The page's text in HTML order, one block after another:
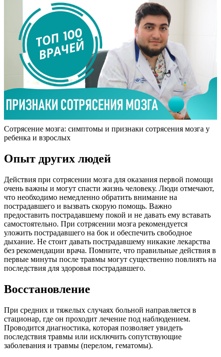
Сотрясение мозга: симптомы и признаки сотрясения мозга у
ребенка и взрослых
Опыт других людей
Действия при сотрясении мозга для оказания первой помощи
очень важны и могут спасти жизнь человеку. Люди отмечают,
что необходимо немедленно обратить внимание на
пострадавшего и вызвать скорую помощь. Важно
предоставить пострадавшему покой и не давать ему вставать
самостоятельно. При сотрясении мозга рекомендуется
уложить пострадавшего на бок и обеспечить свободное
дыхание. Не стоит давать пострадавшему никакие лекарства
без рекомендации врача. Помните, что правильные действия в
первые минуты после травмы могут существенно повлиять на
последствия для здоровья пострадавшего.
Восстановление
При средних и тяжелых случаях больной направляется в
стационар, где он проходит лечение под наблюдением.
Проводится диагностика, которая позволяет увидеть
последствия травмы или исключить сопутствующие
заболевания и травмы (перелом, гематомы).